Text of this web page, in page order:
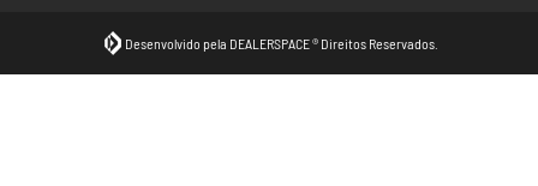
Desenvolvido pela DEALERSPACE ® Direitos Reservados.